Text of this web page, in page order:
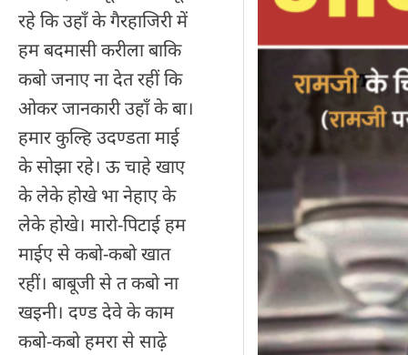
रहे कि उहाँ के गैरहाजिरी में
हम बदमासी करीला बाकि
कबो जनाए ना देत रहीं कि
ओकर जानकारी उहाँ के बा।
हमार कुल्हि उदण्डता माई
के सोझा रहे। ऊ चाहे खाए
के लेके होखे भा नेहाए के
लेके होखे। मारो-पिटाई हम
माईए से कबो-कबो खात
रहीं। बाबूजी से त कबो ना
खइनी। दण्ड देवे के काम
कबो-कबो हमरा से साढ़े